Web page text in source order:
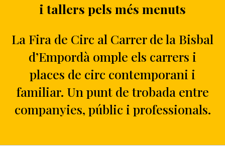
i tallers pels més menuts
La Fira de Circ al Carrer de la Bisbal
d’Empordà omple els carrers i
places de circ contemporani i
familiar. Un punt de trobada entre
companyies, públic i professionals.